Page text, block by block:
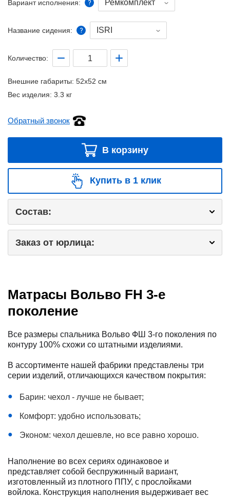
Вариант исполнения: Ремкомплект
Название сидения: ISRI
Количество:
Внешние габариты: 52x52 см
Вес изделия: 3.3 кг
Обратный звонок
В корзину
Купить в 1 клик
Состав:
Заказ от юрлица:
Матрасы Вольво FH 3-е
поколение
Все размеры спальника Вольво ФШ 3-го поколения по
контуру 100% схожи со штатными изделиями.
В ассортименте нашей фабрики представлены три
серии изделий, отличающихся качеством покрытия:
Барин: чехол - лучше не бывает;
Комфорт: удобно использовать;
Эконом: чехол дешевле, но все равно хорошо.
Наполнение во всех сериях одинаковое и
представляет собой беспружинный вариант,
изготовленный из плотного ППУ, с прослойками
войлока. Конструкция наполнения выдерживает вес